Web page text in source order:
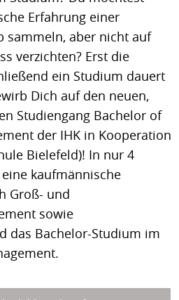
Erfahrung einer
sammeln, aber nicht auf
verzichten? Erst die
ein Studium dauert
Dich auf den neuen,
Studiengang Bachelor of
der IHK in Kooperation
Bielefeld)! In nur 4
kaufmännische
Groß- und
sowie
das Bachelor-Studium im